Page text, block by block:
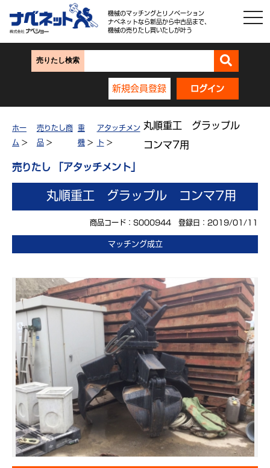
機械のマッチングとリノベーション
ナベネットなら新品から中古品まで、
機械の売りたし買いたしが叶う
売りたし検索
新規会員登録 ログイン
ホー
ム >
売りたし商
品>
重
機>
アタッチメン
ト >
丸順重工 グラップル
コンマ7用
売りたし 「アタッチメント」
丸順重工 グラップル コンマ7用
商品コード：S000944 登録日：2019/01/11
マッチング成立